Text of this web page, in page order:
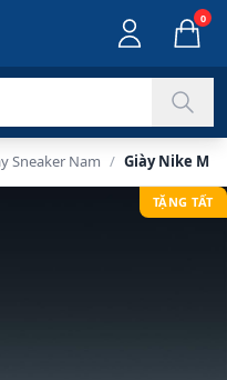
0
Sneaker Nam / Giày Nike
TẶNG TẤT